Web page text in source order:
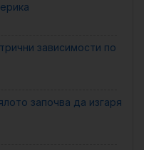
зависимости по
започва да изгаря